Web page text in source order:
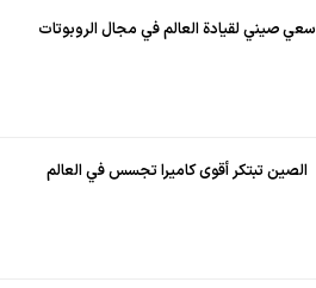
سعي صيني لقيادة العالم في مجال الروبوتات
الصين تبتكر أقوى كاميرا تجسس في العالم